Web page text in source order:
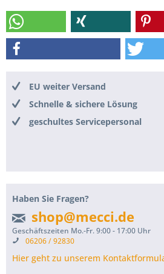
EU weiter Versand
Schnelle & sichere Lösung
geschultes Servicepersonal
Haben Sie Fragen?
shop@mecci.de
Geschäftszeiten Mo.-Fr. 9:00 - 17:00 Uhr
06206 / 92830
Hier geht zu unserem